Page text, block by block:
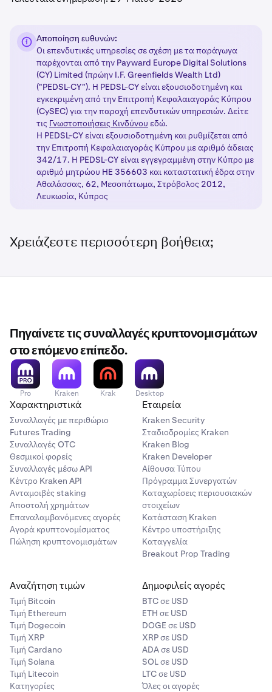
Αποποίηση ευθυνών:
Οι επενδυτικές υπηρεσίες σε σχέση με τα παράγωγα
παρέχονται από την Payward Europe Digital Solutions
(CY) Limited (πρώην I.F. Greenfields Wealth Ltd)
("PEDSL-CY"). Η PEDSL-CY είναι εξουσιοδοτημένη και
εγκεκριμένη από την Επιτροπή Κεφαλαιαγοράς Κύπρου
(CySEC) για την παροχή επενδυτικών υπηρεσιών. Δείτε
τις Γνωστοποιήσεις Κινδύνου εδώ.
Η PEDSL-CY είναι εξουσιοδοτημένη και ρυθμίζεται από
την Επιτροπή Κεφαλαιαγοράς Κύπρου με αριθμό άδειας
342/17. Η PEDSL-CY είναι εγγεγραμμένη στην Κύπρο με
αριθμό μητρώου HE 356603 και καταστατική έδρα στην
Αθαλάσσας, 62, Μεσοπάτωμα, Στρόβολος 2012,
Λευκωσία, Κύπρος
Χρειάζεστε περισσότερη βοήθεια;
Πηγαίνετε τις συναλλαγές κρυπτονομισμάτων
στο επόμενο επίπεδο.
Pro Kraken Krak Desktop
Χαρακτηριστικά
Συναλλαγές με περιθώριο
Futures Trading
Συναλλαγές OTC
Θεσμικοί φορείς
Συναλλαγές μέσω API
Κέντρο Kraken API
Ανταμοιβές staking
Αποστολή χρημάτων
Επαναλαμβανόμενες αγορές
Αγορά κρυπτονομίσματος
Πώληση κρυπτονομισμάτων
Εταιρεία
Kraken Security
Σταδιοδρομίες Kraken
Kraken Blog
Kraken Developer
Αίθουσα Τύπου
Πρόγραμμα Συνεργατών
Καταχωρίσεις περιουσιακών
στοιχείων
Κατάσταση Kraken
Κέντρο υποστήριξης
Καταγγελία
Breakout Prop Trading
Αναζήτηση τιμών
Τιμή Βitcoin
Τιμή Ethereum
Τιμή Dogecoin
Τιμή XRP
Τιμή Cardano
Τιμή Solana
Τιμή Litecoin
Κατηγορίες
Δημοφιλείς αγορές
BTC σε USD
ETH σε USD
DOGE σε USD
XRP σε USD
ADA σε USD
SOL σε USD
LTC σε USD
Όλες οι αγορές